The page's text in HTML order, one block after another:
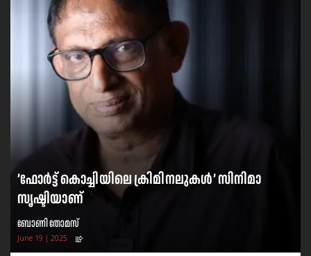
’ഫോർട്ട് കൊച്ചിയിലെ ക്രിമിനലുകൾ’ സിനിമാ
സൃഷ്ടിയാണ്
ബോണി തോമസ്
June 19 | 2025